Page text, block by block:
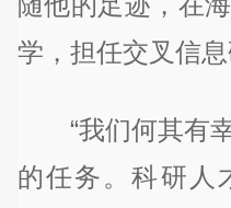
学，担任交叉信息
“我们何其有幸
的任务。科研人